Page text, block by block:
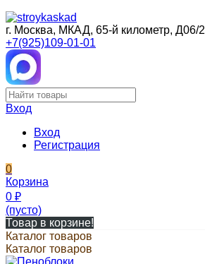
г. Москва, МКАД, 65-й километр, Д06/2
+7(925)109-01-01
Вход
Вход
Регистрация
0
Корзина
0 ₽
(пусто)
Товар в корзине!
Каталог товаров
Каталог товаров